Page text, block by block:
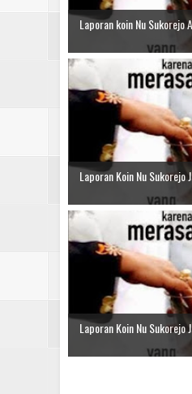
Laporan koin Nu Sukorejo
Laporan Koin Nu Sukorejo
Laporan Koin Nu Sukorejo